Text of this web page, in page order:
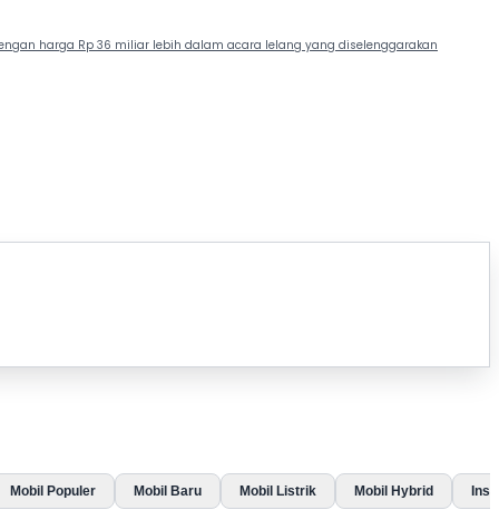
harga Rp 36 miliar lebih dalam acara lelang yang diselenggarakan
Mobil Populer Mobil Baru Mobil Listrik Mobil Hybrid